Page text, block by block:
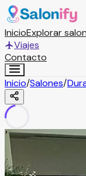
InicioExplorar
Viajes
Contacto
Inicio/Salones/